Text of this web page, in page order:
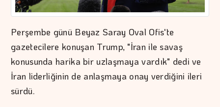
Perşembe günü Beyaz Saray Oval Ofis'te
gazetecilere konuşan Trump, "İran ile savaş
konusunda harika bir uzlaşmaya vardık" dedi ve
İran liderliğinin de anlaşmaya onay verdiğini ileri
sürdü.